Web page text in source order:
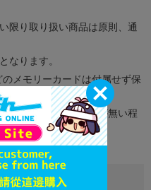
限り取り扱い商品は原則、通
なります。
メモリーカードは付属せず保
しまして再生に支障が無い程